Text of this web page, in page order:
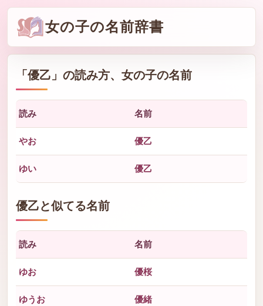
女の子の名前辞書
「優乙 」の読み方、女の子の名前
読み 名前
やお 優乙
ゆい 優乙
優乙と似てる名前
読み 名前
ゆお 優桜
ゆうお 優緒